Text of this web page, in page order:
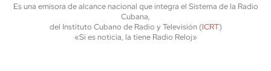
Es una emisora de alcance nacional que integra el Sistema de la Radio
Cubana,
del Instituto Cubano de Radio y Televisión (ICRT)
«Si es noticia, la tiene Radio Reloj»